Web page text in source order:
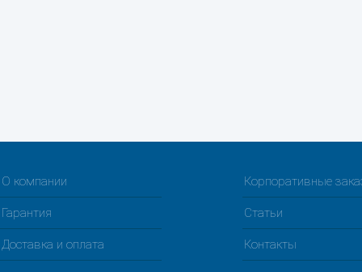
О компании Корпоративные
Гарантия Статьи
Доставка и оплата Контакты